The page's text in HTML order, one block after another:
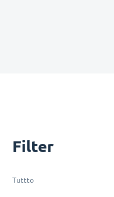
Filter
Tuttto